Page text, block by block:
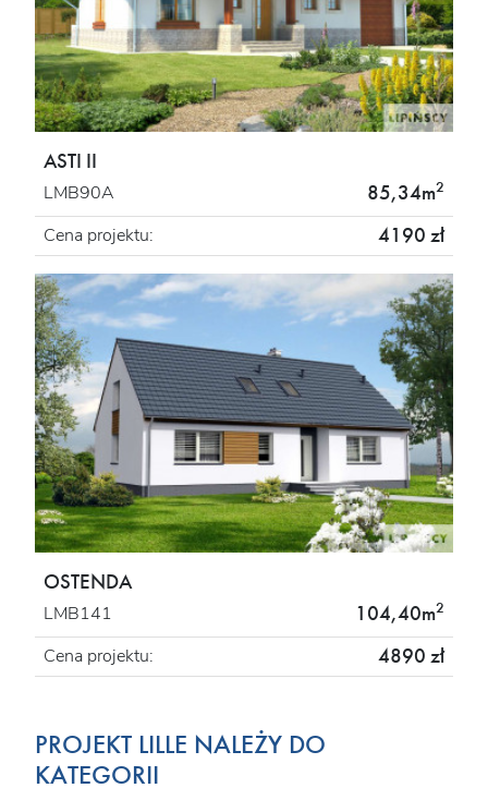
ASTI II
LMB90A 85,34m2
Cena projektu: 4190 zł
OSTENDA
LMB141 104,40m2
Cena projektu: 4890 zł
PROJEKT LILLE NALEŻY DO
KATEGORII